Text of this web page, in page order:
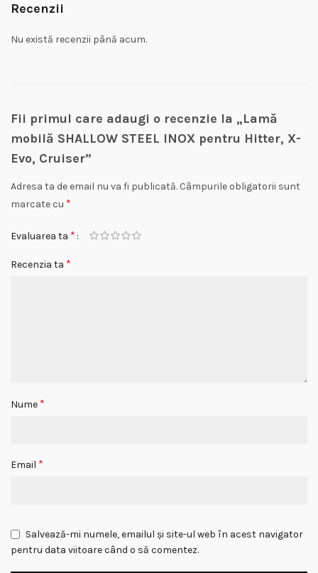
Recenzii
Nu există recenzii până acum.
Fii primul care adaugi o recenzie la „Lamă
mobilă SHALLOW STEEL INOX pentru Hitter, X-
Evo, Cruiser”
Adresa ta de email nu va fi publicată. Câmpurile obligatorii sunt
marcate cu *
Evaluarea ta *
Recenzia ta *
Nume *
Email *
Salvează-mi numele, emailul și site-ul web în acest navigator
pentru data viitoare când o să comentez.